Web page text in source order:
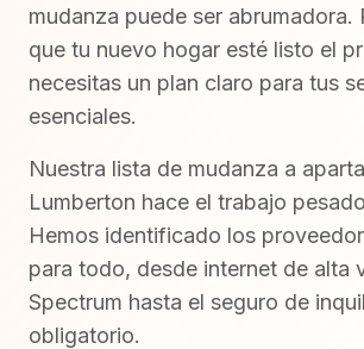
mudanza puede ser abrumadora.
que tu nuevo hogar esté listo el
necesitas un plan claro para tus
esenciales.
Nuestra lista de mudanza a
Lumberton hace el trabajo
Hemos identificado los
para todo, desde internet de alta
Spectrum hasta el seguro de
obligatorio.